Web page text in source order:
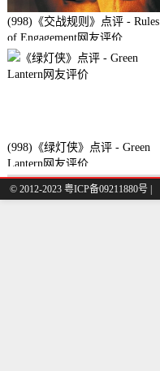
(998)《交战规则》点评 - Rules
of Engagement网友评价
(998)《绿灯侠》点评 - Green
Lantern网友评价
© 2012-2023 粤ICP备09211880号 |